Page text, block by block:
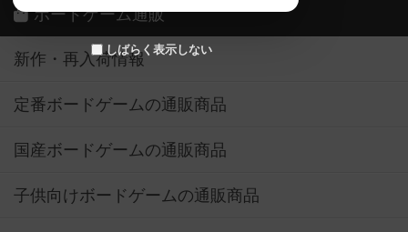
しばらく表示しない
ボードゲーム通販
新作・再入荷情報
定番ボードゲームの通販商品
国産ボードゲームの通販商品
子供向けボードゲームの通販商品